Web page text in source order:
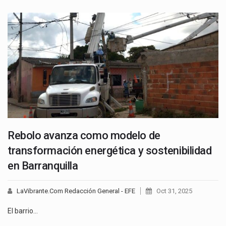
Rebolo avanza como modelo de
transformación energética y sostenibilidad
en Barranquilla
LaVibrante.Com Redacción General - EFE Oct 31, 2025
El barrio…